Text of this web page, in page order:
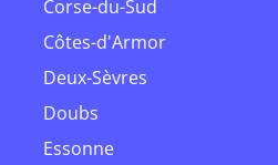
Corse-du-Sud
Côtes-d'Armor
Deux-Sèvres
Doubs
Essonne